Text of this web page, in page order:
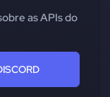
as APIs do